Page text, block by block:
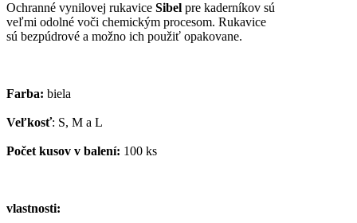
Ochranné vynilovej rukavice Sibel pre kaderníkov sú
veľmi odolné voči chemickým procesom. Rukavice
sú bezpúdrové a možno ich použiť opakovane.
Farba: biela
Veľkosť: S, M a L
Počet kusov v balení: 100 ks
vlastnosti: